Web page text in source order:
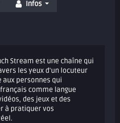
Infos
Stream est une chaîne qui
les yeux d'un locuteur
aux personnes qui
comme langue
des jeux et des
à pratiquer vos